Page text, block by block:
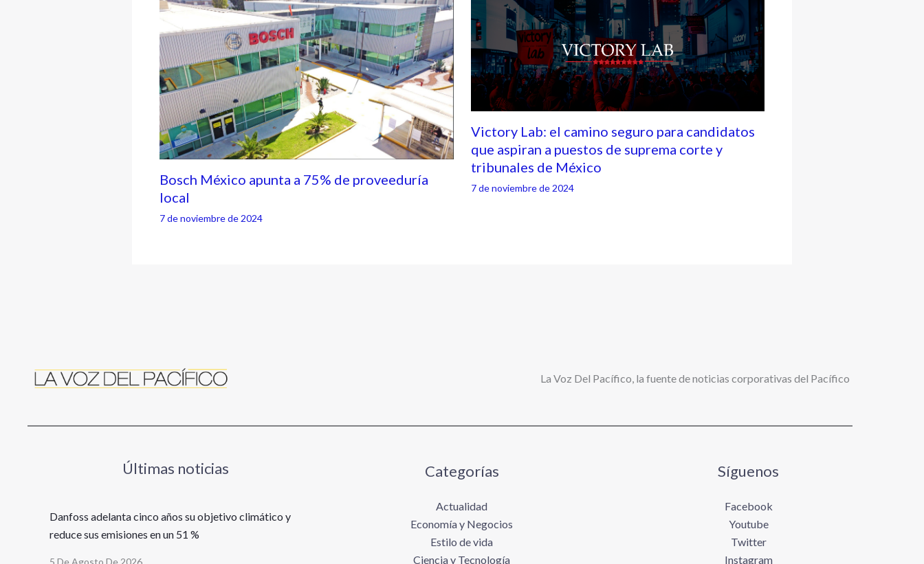
Bosch México apunta a 75% de proveeduría
local
7 de noviembre de 2024
Victory Lab: el camino seguro para candidatos
que aspiran a puestos de suprema corte y
tribunales de México
7 de noviembre de 2024
La Voz Del Pacífico, la fuente de noticias corporativas del Pacífico
Últimas noticias
Danfoss adelanta cinco años su objetivo climático y
reduce sus emisiones en un 51 %
Categorías
Actualidad
Economía y Negocios
Estilo de vida
Ciencia y Tecnología
Síguenos
Facebook
Youtube
Twitter
Instagram